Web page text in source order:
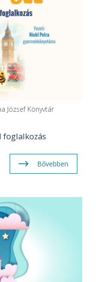
József Könyvtár
foglalkozás
Bővebben